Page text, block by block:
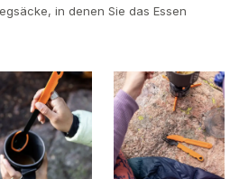
in denen Sie das Essen